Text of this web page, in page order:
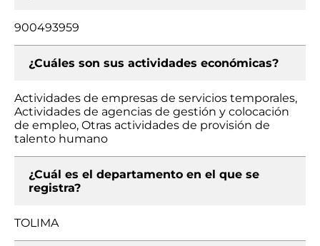
900493959
¿Cuáles son sus actividades económicas?
Actividades de empresas de servicios temporales,
Actividades de agencias de gestión y colocación
de empleo, Otras actividades de provisión de
talento humano
¿Cuál es el departamento en el que se
registra?
TOLIMA